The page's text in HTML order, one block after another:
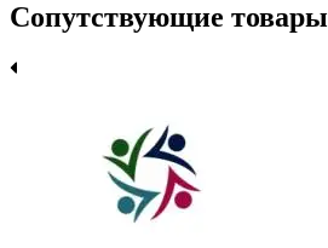
Сопутствующие товары